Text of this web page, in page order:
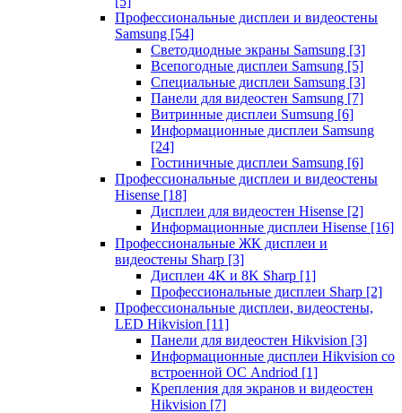
Профессиональные дисплеи и видеостены
Samsung [54]
Светодиодные экраны Samsung [3]
Всепогодные дисплеи Samsung [5]
Специальные дисплеи Samsung [3]
Панели для видеостен Samsung [7]
Витринные дисплеи Sumsung [6]
Информационные дисплеи Samsung
[24]
Гостиничные дисплеи Samsung [6]
Профессиональные дисплеи и видеостены
Hisense [18]
Дисплеи для видеостен Hisense [2]
Информационные дисплеи Hisense [16]
Профессиональные ЖК дисплеи и
видеостены Sharp [3]
Дисплеи 4K и 8K Sharp [1]
Профессиональные дисплеи Sharp [2]
Профессиональные дисплеи, видеостены,
LED Hikvision [11]
Панели для видеостен Hikvision [3]
Информационные дисплеи Hikvision со
встроенной ОС Andriod [1]
Крепления для экранов и видеостен
Hikvision [7]